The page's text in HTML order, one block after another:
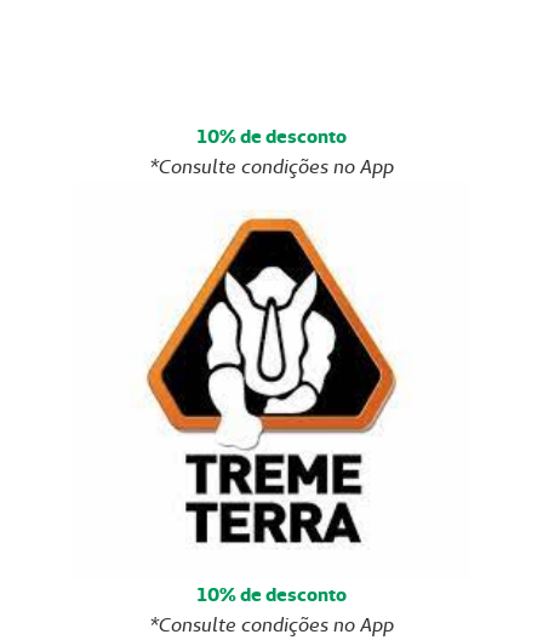
10% de desconto
*Consulte condições no App
10% de desconto
*Consulte condições no App